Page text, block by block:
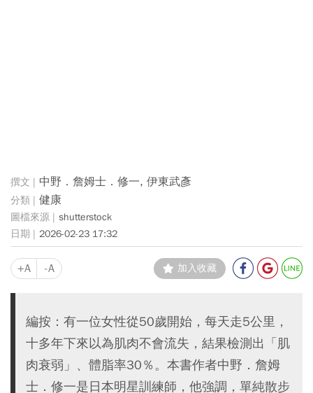
中野．詹姆士．修一, 伊東武彥
健康
shutterstock
2026-02-23 17:32
+A -A 加入收藏
編按：有一位女性從50歲開始，每天走5公里，
十多年下來以為肌肉不會流失，結果檢測出「肌
肉衰弱」、體脂率30％。本書作者中野．詹姆
士．修一是日本明星訓練師，他強調，單純散步